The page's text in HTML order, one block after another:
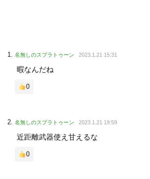
名無しのスプラトゥーン 2023.1.21 15:31
暇なんだね
0
名無しのスプラトゥーン 2023.1.21 19:59
近距離武器使え甘えるな
0